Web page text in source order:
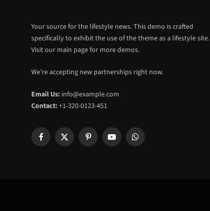
Your source for the lifestyle news. This demo is crafted
specifically to exhibit the use of the theme as a lifestyle site.
Visit our main page for more demos.
We're accepting new partnerships right now.
Email Us: info@example.com
Contact:+1-320-0123-451
Facebook
X
PinterestYouTubeWhatsApp